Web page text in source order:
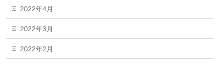
2022年4月
2022年3月
2022年2月